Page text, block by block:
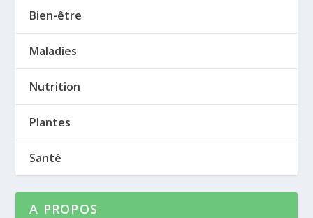
Bien-être
Maladies
Nutrition
Plantes
Santé
A PROPOS